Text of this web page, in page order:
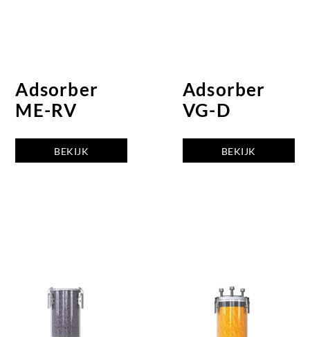
Adsorber
ME-RV
BEKIJK
Adsorber
VG-D
BEKIJK